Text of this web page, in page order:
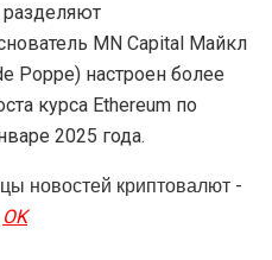
разделяют
MN Capital Майкл
Poppe) настроен более
курса Ethereum по
2025 года.
новостей криптовалют -
OK